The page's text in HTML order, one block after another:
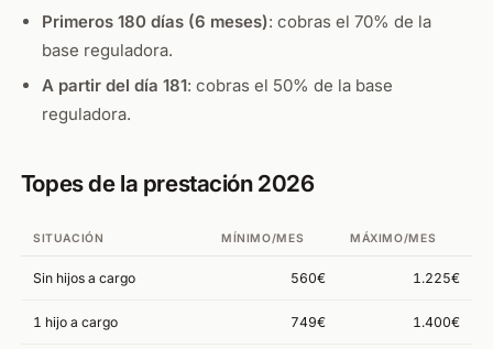
Primeros 180 días (6 meses): cobras el 70% de la
base reguladora.
A partir del día 181: cobras el 50% de la base
reguladora.
Topes de la prestación 2026
SITUACIÓN MÍNIMO/MES MÁXIMO/MES
Sin hijos a cargo 560€ 1.225€
1 hijo a cargo 749€ 1.400€